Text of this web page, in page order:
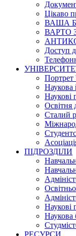
Цікаво
ВАША
ВАРТО
Доступ
Наукова
Наукові
Освітня
Сталий
ПІДРОЗДІЛИ
Наукові
Наукова
РЕСУРСИ